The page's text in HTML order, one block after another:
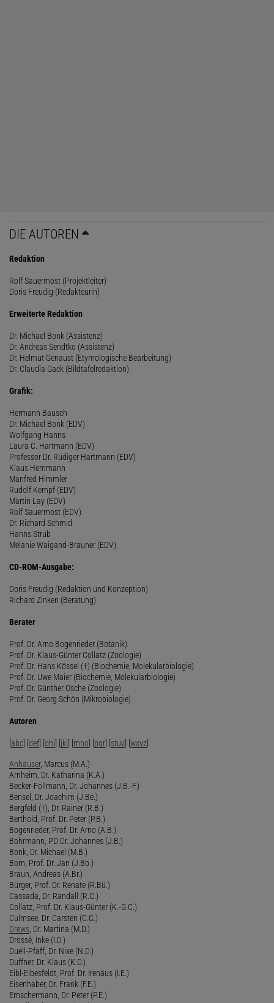
DIE AUTOREN
Redaktion
Rolf Sauermost (Projektleiter)
Doris Freudig (Redakteurin)
Erweiterte Redaktion
Dr. Michael Bonk (Assistenz)
Dr. Andreas Sendtko (Assistenz)
Dr. Helmut Genaust (Etymologische Bearbeitung)
Dr. Claudia Gack (Bildtafelredaktion)
Grafik:
Hermann Bausch
Dr. Michael Bonk (EDV)
Wolfgang Hanns
Laura C. Hartmann (EDV)
Professor Dr. Rüdiger Hartmann (EDV)
Klaus Hemmann
Manfred Himmler
Rudolf Kempf (EDV)
Martin Lay (EDV)
Rolf Sauermost (EDV)
Dr. Richard Schmid
Hanns Strub
Melanie Waigand-Brauner (EDV)
CD-ROM-Ausgabe:
Doris Freudig (Redaktion und Konzeption)
Richard Zinken (Beratung)
Berater
Prof. Dr. Arno Bogenrieder (Botanik)
Prof. Dr. Klaus-Günter Collatz (Zoologie)
Prof. Dr. Hans Kössel (†) (Biochemie, Molekularbiologie)
Prof. Dr. Uwe Maier (Biochemie, Molekularbiologie)
Prof. Dr. Günther Osche (Zoologie)
Prof. Dr. Georg Schön (Mikrobiologie)
Autoren
[abc] [def] [ghi] [jkl] [mno] [pqr] [stuv] [wxyz]
Anhäuser, Marcus (M.A.)
Arnheim, Dr. Katharina (K.A.)
Becker-Follmann, Dr. Johannes (J.B.-F.)
Bensel, Dr. Joachim (J.Be.)
Bergfeld (†), Dr. Rainer (R.B.)
Berthold, Prof. Dr. Peter (P.B.)
Bogenrieder, Prof. Dr. Arno (A.B.)
Bohrmann, PD Dr. Johannes (J.B.)
Bonk, Dr. Michael (M.B.)
Born, Prof. Dr. Jan (J.Bo.)
Braun, Andreas (A.Br.)
Bürger, Prof. Dr. Renate (R.Bü.)
Cassada, Dr. Randall (R.C.)
Collatz, Prof. Dr. Klaus-Günter (K.-G.C.)
Culmsee, Dr. Carsten (C.C.)
Drews , Dr. Martina (M.D.)
Drossé, Inke (I.D.)
Duell-Pfaff, Dr. Nixe (N.D.)
Duffner, Dr. Klaus (K.D.)
Eibl-Eibesfeldt, Prof. Dr. Irenäus (I.E.)
Eisenhaber, Dr. Frank (F.E.)
Emschermann, Dr. Peter (P.E.)